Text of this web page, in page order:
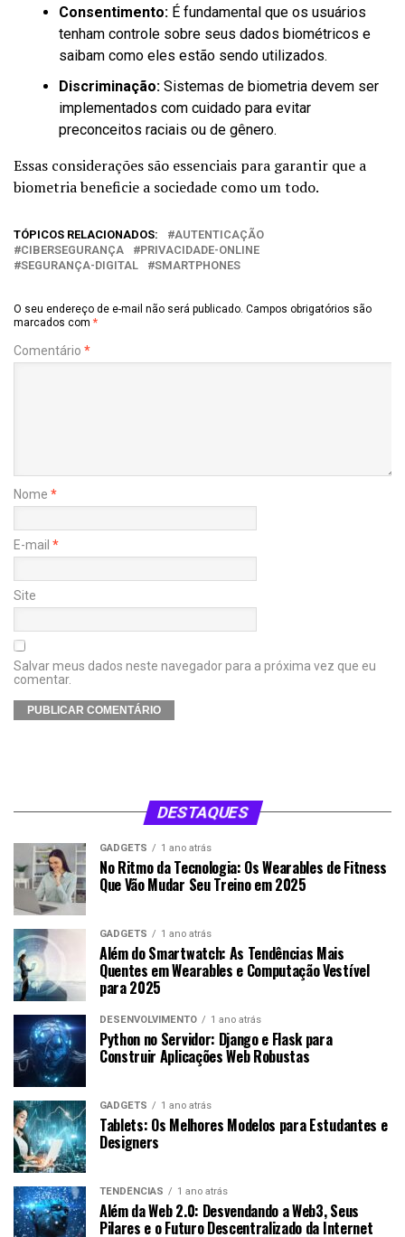
Consentimento: É fundamental que os usuários
tenham controle sobre seus dados biométricos e
saibam como eles estão sendo utilizados.
Discriminação: Sistemas de biometria devem ser
implementados com cuidado para evitar
preconceitos raciais ou de gênero.
Essas considerações são essenciais para garantir que a
biometria beneficie a sociedade como um todo.
TÓPICOS RELACIONADOS:
AUTENTICAÇÃO
CIBERSEGURANÇA
PRIVACIDADE-ONLINE
SEGURANÇA-DIGITAL
SMARTPHONES
O seu endereço de e-mail não será publicado. Campos obrigatórios são
marcados com *
Comentário *
Nome *
E-mail *
Site
Salvar meus dados neste navegador para a próxima vez que eu
comentar.
DESTAQUES
GADGETS 1 ano atrás
No Ritmo da Tecnologia: Os Wearables de Fitness
Que Vão Mudar Seu Treino em 2025
GADGETS 1 ano atrás
Além do Smartwatch: As Tendências Mais
Quentes em Wearables e Computação Vestível
para 2025
DESENVOLVIMENTO 1 ano atrás
Python no Servidor: Django e Flask para
Construir Aplicações Web Robustas
GADGETS 1 ano atrás
Tablets: Os Melhores Modelos para Estudantes e
Designers
TENDÊNCIAS 1 ano atrás
Além da Web 2.0: Desvendando a Web3, Seus
Pilares e o Futuro Descentralizado da Internet